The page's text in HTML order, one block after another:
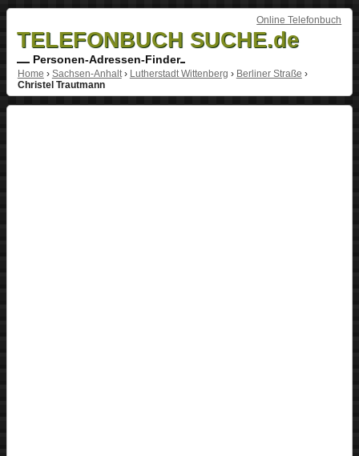
Online Telefonbuch
TELEFONBUCH SUCHE.de
Personen-Adressen-Finder
Home › Sachsen-Anhalt› Lutherstadt Wittenberg › Berliner Straße ›
Christel Trautmann